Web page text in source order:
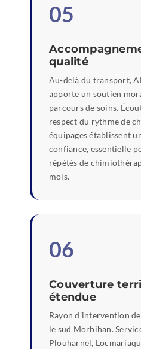
05
qualité
Au-delà du transport,
apporte un soutien
parcours de soins.
respect du rythme de
équipages établissent
confiance, essentielle
répétés de
mois.
06
Couverture
étendue
Rayon d’intervention
le sud Morbihan.
Plouharnel,